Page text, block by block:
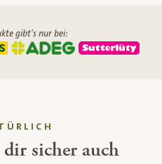
gibt's nur bei:
sicher auch